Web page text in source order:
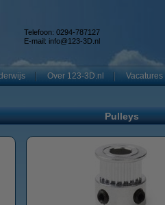
Telefoon: 0294-787127
E-mail: info@123-3D.nl
Over 123-3D.nl Vacatures
Pulleys